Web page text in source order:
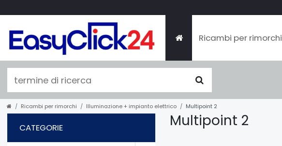
Ricambi per rimorchi
Ricambi per rimorchi Illuminazione + impianto elettrico Multipoint 2
CATEGORIE Multipoint 2